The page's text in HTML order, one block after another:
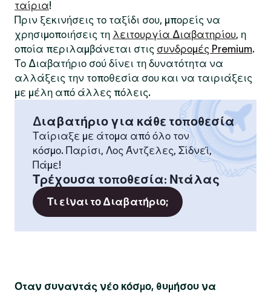
ταίρια!
Πριν ξεκινήσεις το ταξίδι σου, μπορείς να
χρησιμοποιήσεις τη λειτουργία Διαβατηρίου, η
οποία περιλαμβάνεται στις συνδρομές Premium.
Το Διαβατήριο σού δίνει τη δυνατότητα να
αλλάξεις την τοποθεσία σου και να ταιριάξεις
με μέλη από άλλες πόλεις.
Διαβατήριο για κάθε τοποθεσία
Ταίριαξε με άτομα από όλο τον
κόσμο. Παρίσι, Λος Άντζελες, Σίδνεϊ,
Πάμε!
Τρέχουσα τοποθεσία: Ντάλας
Τι είναι το Διαβατήριο;
Όταν συναντάς νέο κόσμο, θυμήσου να